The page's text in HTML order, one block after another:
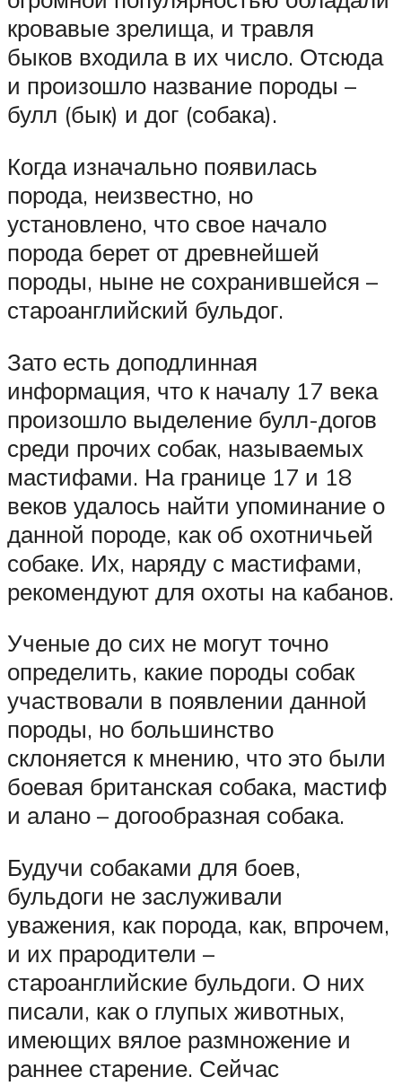
кровавые зрелища, и травля
быков входила в их число. Отсюда
и произошло название породы –
булл (бык) и дог (собака).
Когда изначально появилась
порода, неизвестно, но
установлено, что свое начало
порода берет от древнейшей
породы, ныне не сохранившейся –
староанглийский бульдог.
Зато есть доподлинная
информация, что к началу 17 века
произошло выделение булл-догов
среди прочих собак, называемых
мастифами. На границе 17 и 18
веков удалось найти упоминание о
данной породе, как об охотничьей
собаке. Их, наряду с мастифами,
рекомендуют для охоты на кабанов.
Ученые до сих не могут точно
определить, какие породы собак
участвовали в появлении данной
породы, но большинство
склоняется к мнению, что это были
боевая британская собака, мастиф
и алано – догообразная собака.
Будучи собаками для боев,
бульдоги не заслуживали
уважения, как порода, как, впрочем,
и их прародители –
староанглийские бульдоги. О них
писали, как о глупых животных,
имеющих вялое размножение и
раннее старение. Сейчас